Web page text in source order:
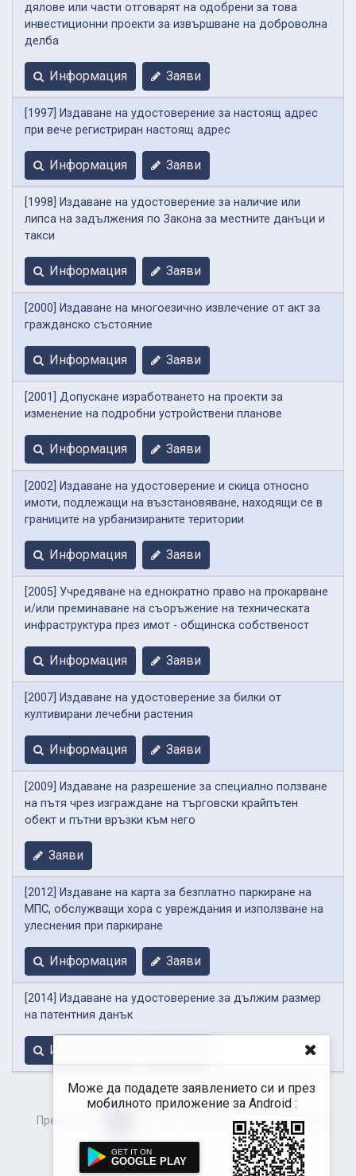
дялове или части отговарят на одобрени за това
инвестиционни проекти за извършване на доброволна
делба
Информация Заяви
[1997] Издаване на удостоверение за настоящ адрес
при вече регистриран настоящ адрес
Информация Заяви
[1998] Издаване на удостоверение за наличие или
липса на задължения по Закона за местните данъци и
такси
Информация Заяви
[2000] Издаване на многоезично извлечение от акт за
гражданско състояние
Информация Заяви
[2001] Допускане изработването на проекти за
изменение на подробни устройствени планове
Информация Заяви
[2002] Издаване на удостоверение и скица относно
имоти, подлежащи на възстановяване, находящи се в
границите на урбанизираните територии
Информация Заяви
[2005] Учредяване на еднократно право на прокарване
и/или преминаване на съоръжение на техническата
инфраструктура през имот - общинска собственост
Информация Заяви
[2007] Издаване на удостоверение за билки от
култивирани лечебни растения
Информация Заяви
[2009] Издаване на разрешение за специално ползване
на пътя чрез изграждане на търговски крайпътен
обект и пътни връзки към него
Заяви
[2012] Издаване на карта за безплатно паркиране на
МПС, обслужващи хора с увреждания и използване на
улеснения при паркиране
Информация Заяви
[2014] Издаване на удостоверение за дължим размер
на патентния данък
Информация
1 до 15 от общо 84 резултата
Предходна 6 Следваща
Може да подадете заявлението си и през
мобилното приложение за Android :
GOOGLE PLAY